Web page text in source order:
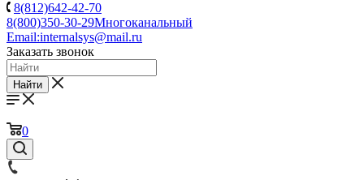
8(812)642-42-70
8(800)350-30-29Многоканальный
Email:internalsys@mail.ru
Заказать звонок
Найти
0